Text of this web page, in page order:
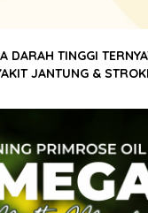
DARAH TINGGI
JANTUNG &